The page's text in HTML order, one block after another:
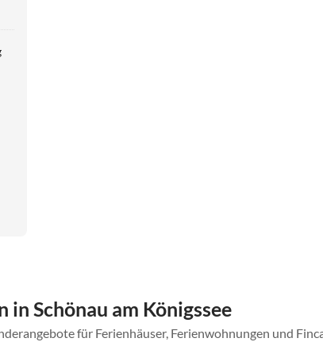
Schönau am Königssee
für Ferienhäuser, Ferienwohnungen und